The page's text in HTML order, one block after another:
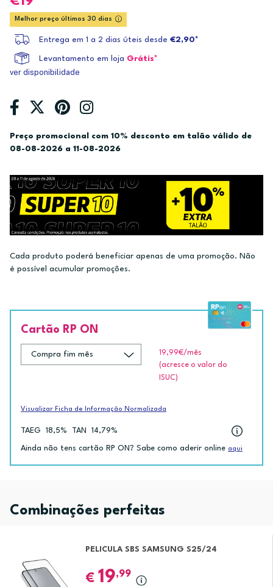
Melhor preço últimos 30 dias
Entrega em 1 a 2 dias úteis desde €2,90*
Levantamento em loja Grátis*
ver disponibilidade
Preço promocional com 10% desconto em talão válido de
08-08-2026 a 11-08-2026
Cada produto poderá beneficiar apenas de uma promoção. Não
é possível acumular promoções.
Cartão RP ON
19,99€/mês
(acresce o valor do
ISUC)
Visualizar Ficha de Informação Normalizada
TAEG 18,5% TAN 14,79%
Ainda não tens cartão RP ON? Sabe como aderir online aqui
Combinações perfeitas
PELICULA SBS SAMSUNG S25/24
€ 19,99